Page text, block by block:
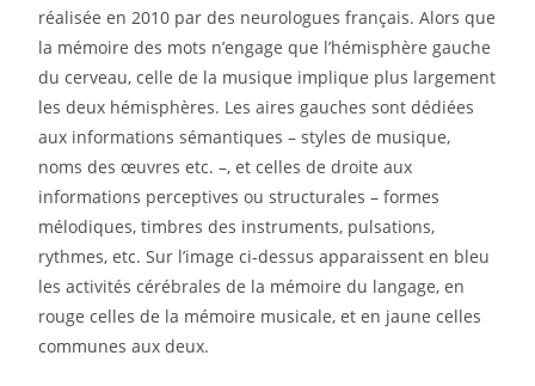
réalisée en 2010 par des neurologues français. Alors que
la mémoire des mots n’engage que l’hémisphère gauche
du cerveau, celle de la musique implique plus largement
les deux hémisphères. Les aires gauches sont dédiées
aux informations sémantiques – styles de musique,
noms des œuvres etc. –, et celles de droite aux
informations perceptives ou structurales – formes
mélodiques, timbres des instruments, pulsations,
rythmes, etc. Sur l’image ci-dessus apparaissent en bleu
les activités cérébrales de la mémoire du langage, en
rouge celles de la mémoire musicale, et en jaune celles
communes aux deux.